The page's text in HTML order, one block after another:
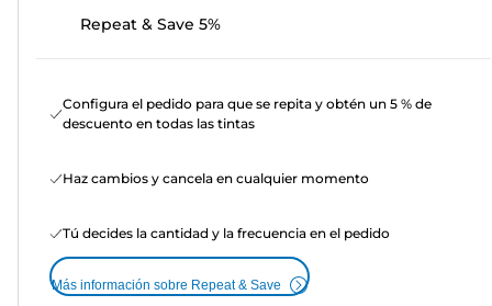
Repeat & Save 5%
Configura el pedido para que se repita y obtén un 5 % de
descuento en todas las tintas
Haz cambios y cancela en cualquier momento
Tú decides la cantidad y la frecuencia en el pedido
Más información sobre Repeat & Save